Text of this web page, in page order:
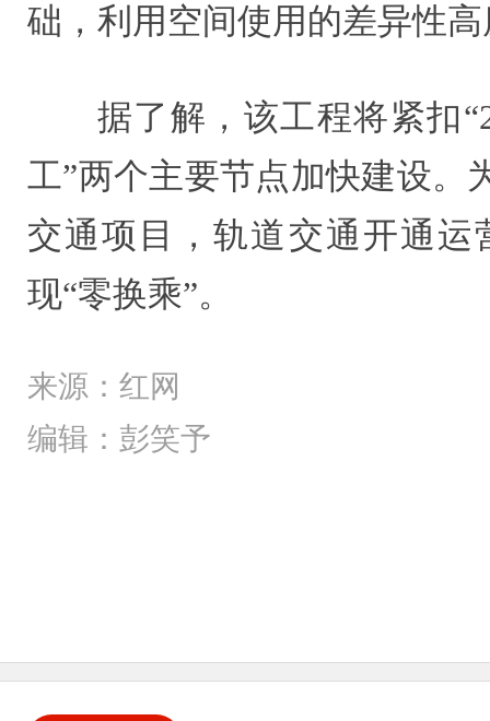
础，利用空间使用的差异性
据了解，该工程将紧扣
工”两个主要节点加快建设。
交通项目，轨道交通开通
现“零换乘”。
来源：红网
编辑：彭笑予